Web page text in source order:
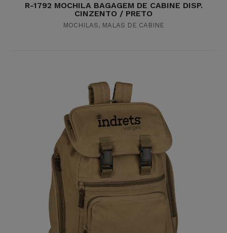
R-1792 MOCHILA BAGAGEM DE CABINE DISP.
CINZENTO / PRETO
MOCHILAS, MALAS DE CABINE